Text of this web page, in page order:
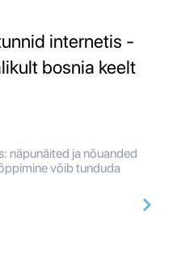
internetis -
bosnia keelt
näpunäited ja nõuanded
võib tunduda